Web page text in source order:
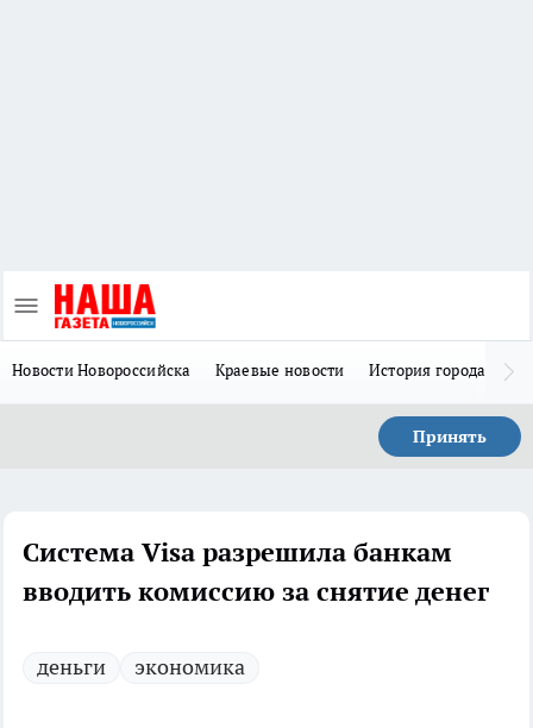
Новости Новороссийска Краевые новости История города Н
Принять
Система Visa разрешила банкам
вводить комиссию за снятие денег
деньги экономика